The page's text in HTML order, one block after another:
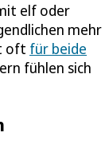
elf oder
mehr
oft für beide
fühlen sich